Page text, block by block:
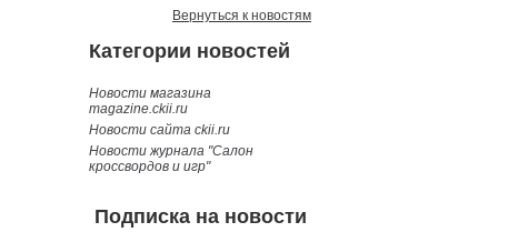
Вернуться к новостям
Категории новостей
Новости магазина
magazine.ckii.ru
Новости сайта ckii.ru
Новости журнала "Салон
кроссвордов и игр"
Подписка на новости